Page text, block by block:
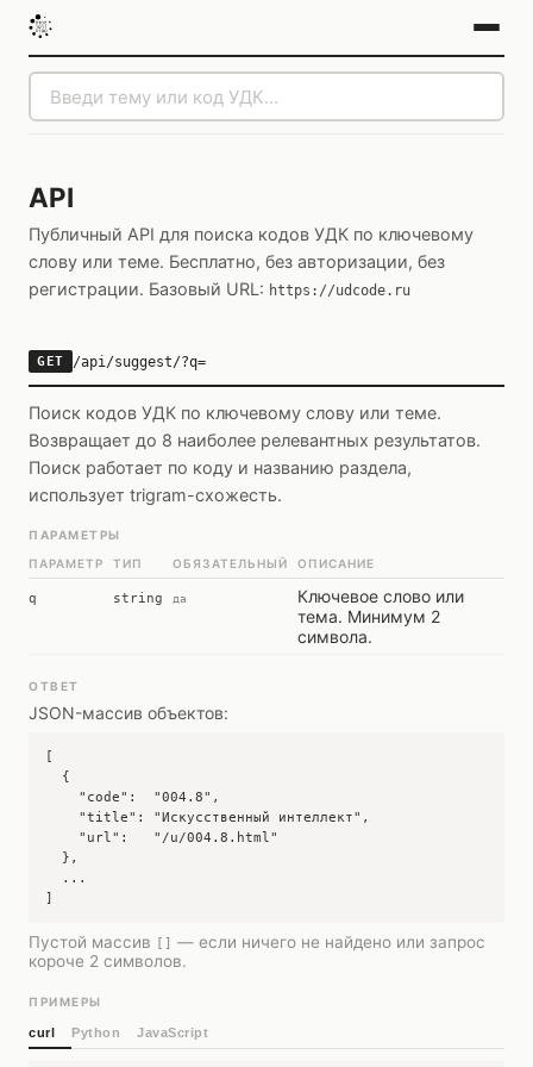
API
Публичный API для поиска кодов УДК по ключевому
слову или теме. Бесплатно, без авторизации, без
регистрации. Базовый URL: https://udcode.ru
GET /api/suggest/?q=
Поиск кодов УДК по ключевому слову или теме.
Возвращает до 8 наиболее релевантных результатов.
Поиск работает по коду и названию раздела,
использует trigram-схожесть.
ПАРАМЕТРЫ
ПАРАМЕТР
ТИП ОБЯЗАТЕЛЬНЫЙ ОПИСАНИЕ
q string да
Ключевое слово или
тема. Минимум 2
символа.
ОТВЕТ
JSON-массив объектов:
[
  {
    "code":  "004.8",
    "title": "Искусственный интеллект",
    "url":   "/u/004.8.html"
  },
  ...
]
Пустой массив []
— если ничего не найдено или запрос
короче 2 символов.
ПРИМЕРЫ
curl Python JavaScript